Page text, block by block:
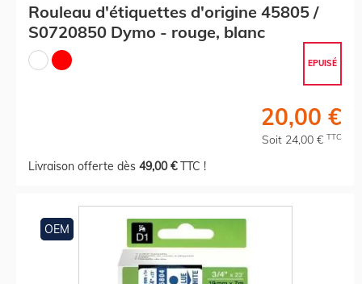
Rouleau d'étiquettes d'origine 45805 /
S0720850 Dymo - rouge, blanc
EPUISÉ
20,00 €
Soit 24,00 € TTC
Livraison offerte dès 49,00 €TTC !
OEM